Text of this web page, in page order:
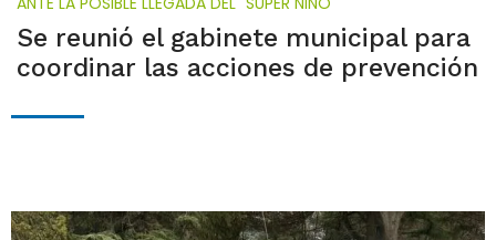
Se reunió el gabinete municipal para
coordinar las acciones de prevención